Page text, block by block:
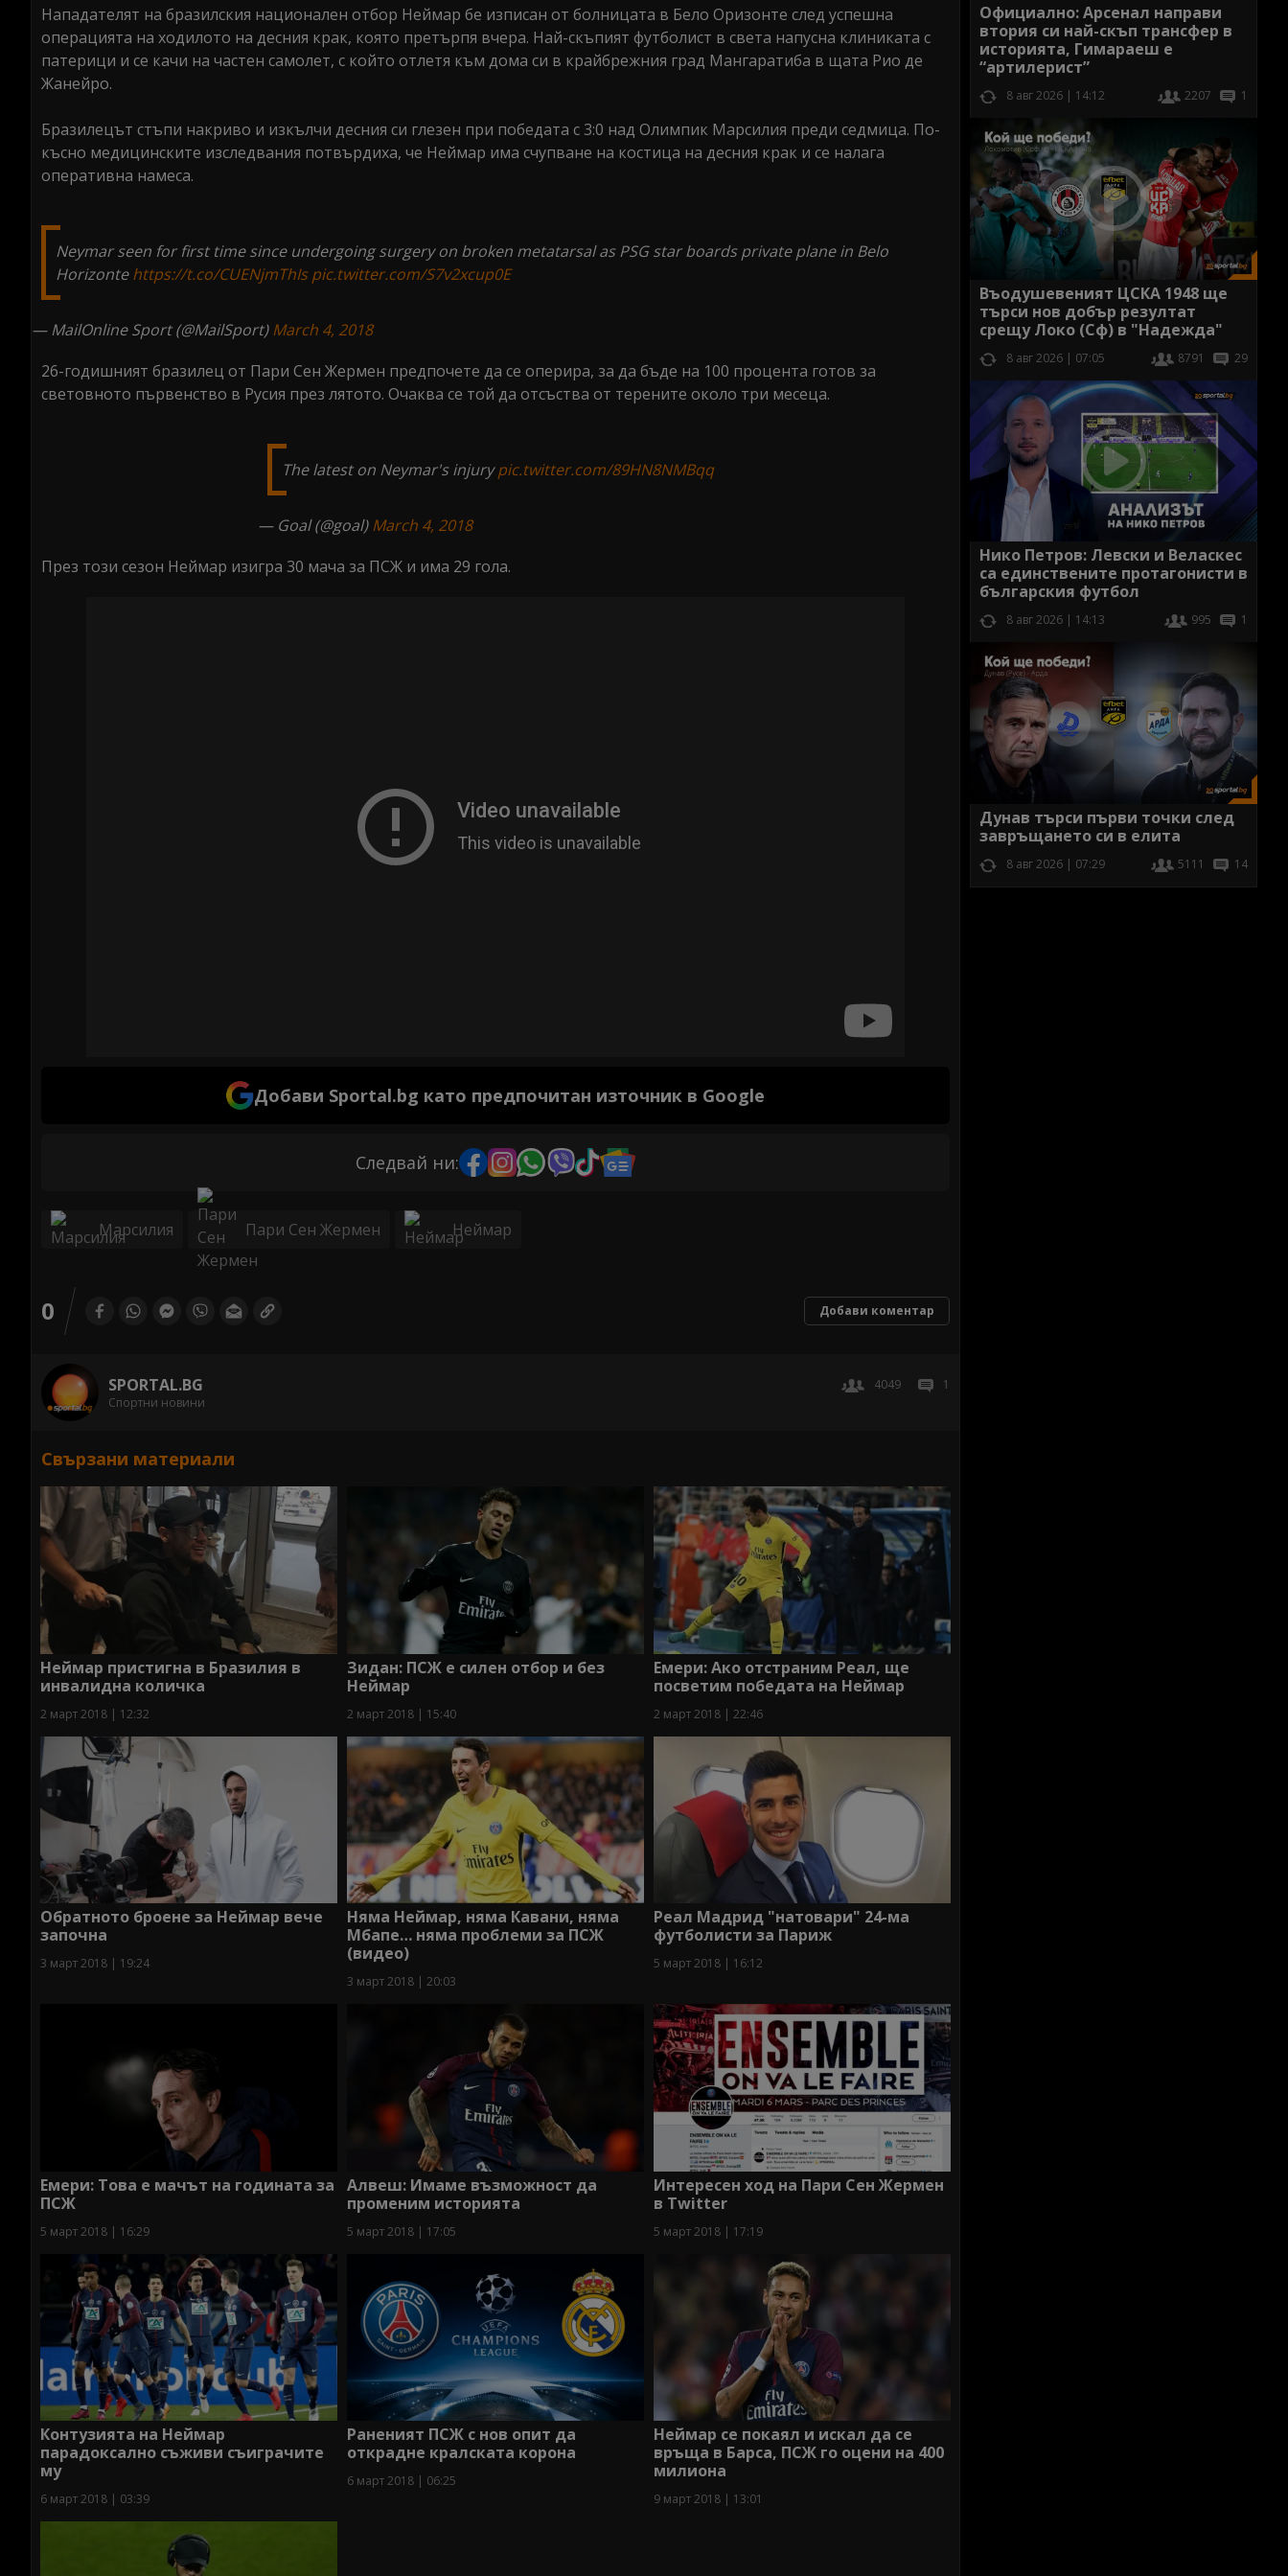
Нападателят на бразилския национален отбор Неймар бе изписан от болницата в Бело Оризонте след успешна
операцията на ходилото на десния крак, която претърпя вчера. Най-скъпият футболист в света напусна клиниката с
патерици и се качи на частен самолет, с който отлетя към дома си в крайбрежния град Мангаратиба в щата Рио де
Жанейро.
Бразилецът стъпи накриво и изкълчи десния си глезен при победата с 3:0 над Олимпик Марсилия преди седмица. По-
късно медицинските изследвания потвърдиха, че Неймар има счупване на костица на десния крак и се налага
оперативна намеса.
Neymar seen for first time since undergoing surgery on broken metatarsal as PSG star boards private plane in Belo
Horizontehttps://t.co/CUENjmThIs pic.twitter.com/S7v2xcup0E
— MailOnline Sport (@MailSport)March 4, 2018
26-годишният бразилец от Пари Сен Жермен предпочете да се оперира, за да бъде на 100 процента готов за
световното първенство в Русия през лятото. Очаква се той да отсъства от терените около три месеца.
The latest on Neymar's injurypic.twitter.com/89HN8NMBqq
— Goal (@goal)March 4, 2018
През този сезон Неймар изигра 30 мача за ПСЖ и има 29 гола.
Добави Sportal.bg като предпочитан източник в Google
Следвай ни:
Марсилия Пари Сен Жермен Неймар
0 Добави коментар
SPORTAL.BG
Спортни новини
4049 1
Свързани материали
Неймар пристигна в Бразилия в
инвалидна количка
2 март 2018 | 12:32
Зидан: ПСЖ е силен отбор и без
Неймар
2 март 2018 | 15:40
Емери: Ако отстраним Реал, ще
посветим победата на Неймар
2 март 2018 | 22:46
Обратното броене за Неймар вече
започна
3 март 2018 | 19:24
Няма Неймар, няма Кавани, няма
Мбапе… няма проблеми за ПСЖ
(видео)
3 март 2018 | 20:03
Реал Мадрид "натовари" 24-ма
футболисти за Париж
5 март 2018 | 16:12
Емери: Това е мачът на годината за
ПСЖ
5 март 2018 | 16:29
Алвеш: Имаме възможност да
променим историята
5 март 2018 | 17:05
Интересен ход на Пари Сен Жермен
в Twitter
5 март 2018 | 17:19
Контузията на Неймар
парадоксално съживи съиграчите
му
6 март 2018 | 03:39
Раненият ПСЖ с нов опит да
открадне кралската корона
6 март 2018 | 06:25
Неймар се покаял и искал да се
връща в Барса, ПСЖ го оцени на 400
милиона
9 март 2018 | 13:01
Официално: Арсенал направи
втория си най-скъп трансфер в
историята, Гимараеш е
“артилерист”
8 авг 2026 | 14:12 2207 1
Въодушевеният ЦСКА 1948 ще
търси нов добър резултат
срещу Локо (Сф) в "Надежда"
8 авг 2026 | 07:05 8791 29
Нико Петров: Левски и Веласкес
са единствените протагонисти в
българския футбол
8 авг 2026 | 14:13 995 1
Дунав търси първи точки след
завръщането си в елита
8 авг 2026 | 07:29 5111 14